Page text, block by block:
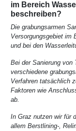
im Bereich
beschreiben?
Die grabungsarmen
Versorgungsgebiet im
und bei den
Bei der Sanierung von
verschiedene
Verfahren tatsächlich
Faktoren wie
ab.
In Graz nutzen wir für
allem Berstlining-,